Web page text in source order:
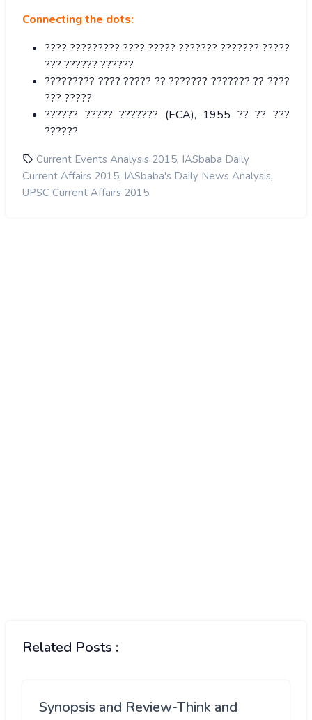
Connecting the dots:
???? ????????? ???? ????? ??????? ??????? ?????
??? ?????? ??????
????????? ???? ????? ?? ??????? ??????? ?? ????
??? ?????
?????? ????? ??????? (ECA), 1955 ?? ?? ???
??????
Current Events Analysis 2015, IASbaba Daily
Current Affairs 2015, IASbaba's Daily News Analysis,
UPSC Current Affairs 2015
Related Posts :
Synopsis and Review-Think and